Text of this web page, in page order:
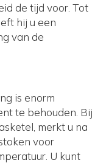
de tijd voor. Tot
hij u een
van de
is enorm
te behouden. Bij
merkt u na
voor
U kunt